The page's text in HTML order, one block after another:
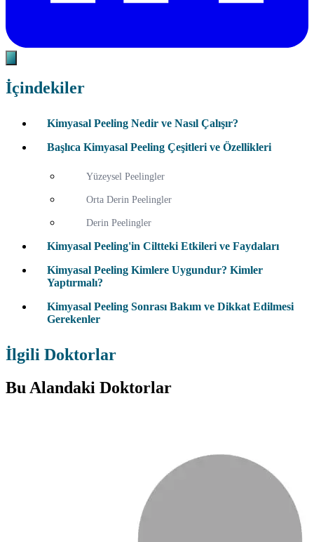
İçindekiler
Kimyasal Peeling Nedir ve Nasıl Çalışır?
Başlıca Kimyasal Peeling Çeşitleri ve Özellikleri
Yüzeysel Peelingler
Orta Derin Peelingler
Derin Peelingler
Kimyasal Peeling'in Ciltteki Etkileri ve Faydaları
Kimyasal Peeling Kimlere Uygundur? Kimler
Yaptırmalı?
Kimyasal Peeling Sonrası Bakım ve Dikkat Edilmesi
Gerekenler
İlgili Doktorlar
Bu Alandaki Doktorlar